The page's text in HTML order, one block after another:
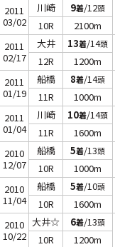
2011
03/02
川崎 9着/12頭
10R
2100m
2011
02/17
大井 13着/14頭
12R
1200m
2011
01/19
船橋 8着/14頭
11R
1000m
2011
01/04
川崎 10着/14頭
11R
1600m
2010
12/07
船橋 5着/13頭
10R
1000m
2010
11/04
船橋 5着/10頭
10R
1600m
2010
10/22
大井☆ 6着/13頭
10R
1200m